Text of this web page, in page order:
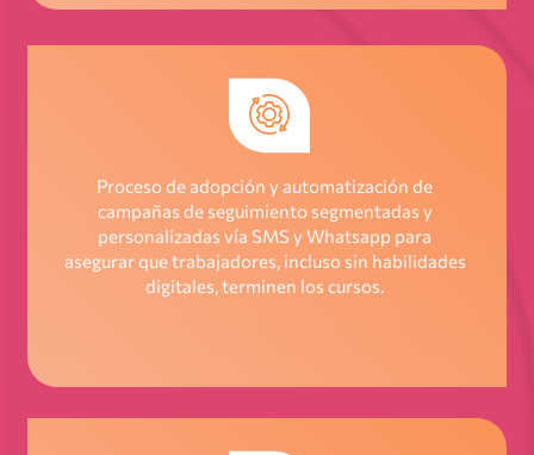
Proceso de adopción y automatización de
campañas de seguimiento segmentadas y
personalizadas vía SMS y Whatsapp para
asegurar que trabajadores, incluso sin habilidades
digitales, terminen los cursos.